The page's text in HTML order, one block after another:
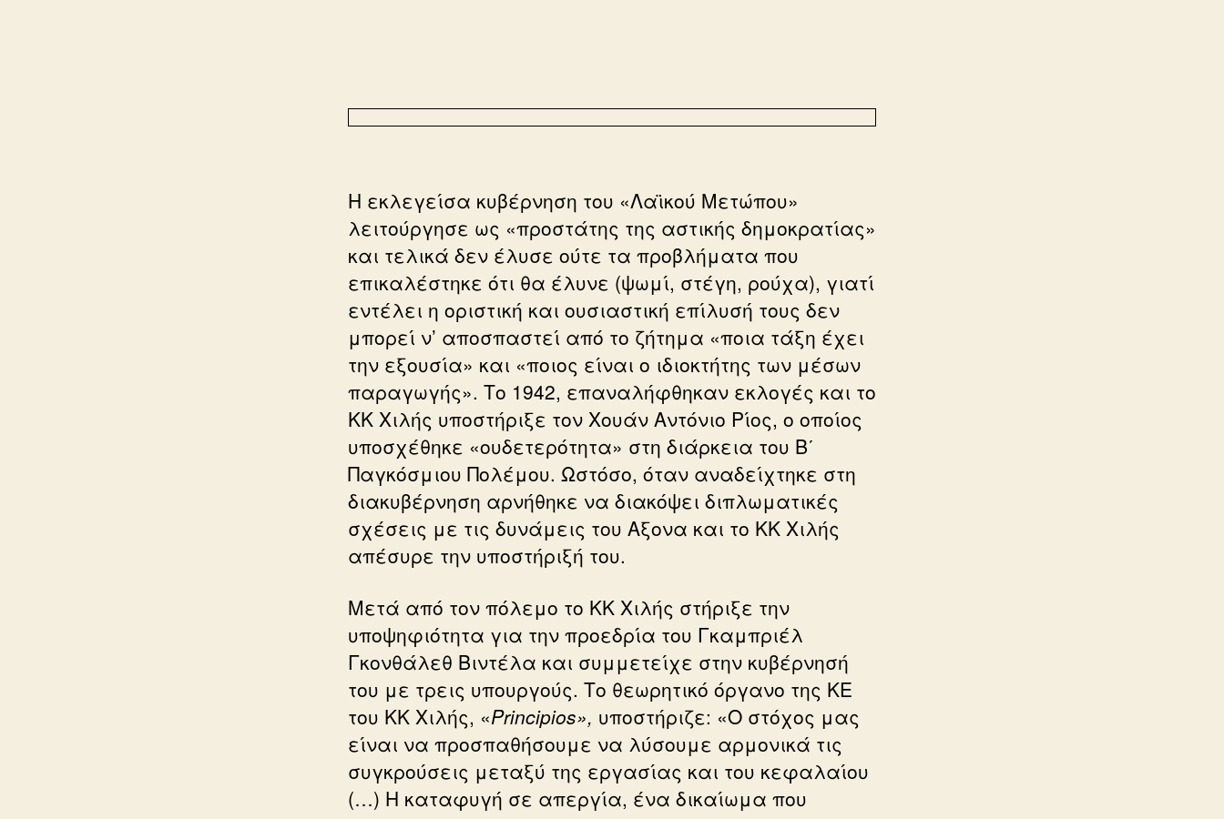
Η εκλεγείσα κυβέρνηση του «Λαϊκού Μετώπου»
λειτούργησε ως «προστάτης της αστικής δημοκρατίας»
και τελικά δεν έλυσε ούτε τα προβλήματα που
επικαλέστηκε ότι θα έλυνε (ψωμί, στέγη, ρούχα), γιατί
εντέλει η οριστική και ουσιαστική επίλυσή τους δεν
μπορεί ν’ αποσπαστεί από το ζήτημα «ποια τάξη έχει
την εξουσία» και «ποιος είναι ο ιδιοκτήτης των μέσων
παραγωγής». Το 1942, επαναλήφθηκαν εκλογές και το
ΚΚ Χιλής υποστήριξε τον Χουάν Αντόνιο Ρίος, ο οποίος
υποσχέθηκε «ουδετερότητα» στη διάρκεια του Β΄
Παγκόσμιου Πολέμου. Ωστόσο, όταν αναδείχτηκε στη
διακυβέρνηση αρνήθηκε να διακόψει διπλωματικές
σχέσεις με τις δυνάμεις του Αξονα και το ΚΚ Χιλής
απέσυρε την υποστήριξή του.
Μετά από τον πόλεμο το ΚΚ Χιλής στήριξε την
υποψηφιότητα για την προεδρία του Γκαμπριέλ
Γκονθάλεθ Βιντέλα και συμμετείχε στην κυβέρνησή
του με τρεις υπουργούς. Το θεωρητικό όργανο της ΚΕ
του ΚΚ Χιλής, «Principios», υποστήριζε: «Ο στόχος μας
είναι να προσπαθήσουμε να λύσουμε αρμονικά τις
συγκρούσεις μεταξύ της εργασίας και του κεφαλαίου
(…) Η καταφυγή σε απεργία, ένα δικαίωμα που